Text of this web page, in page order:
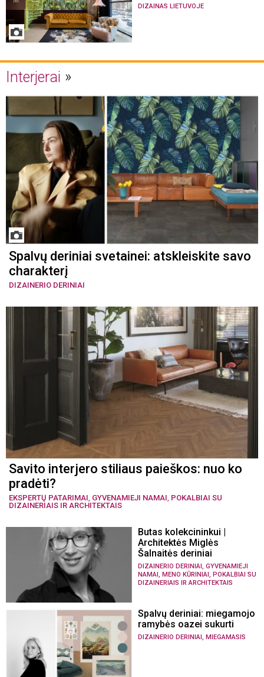
DIZAINAS LIETUVOJE
Interjerai
Spalvų deriniai svetainei: atskleiskite savo
charakterį
DIZAINERIO DERINIAI
Savito interjero stiliaus paieškos: nuo ko
pradėti?
EKSPERTŲ PATARIMAI, GYVENAMIEJI NAMAI, POKALBIAI SU
DIZAINERIAIS IR ARCHITEKTAIS
Butas kolekcininkui |
Architektės Miglės
Šalnaitės deriniai
DIZAINERIO DERINIAI, GYVENAMIEJI
NAMAI, MENO KŪRINIAI, POKALBIAI SU
DIZAINERIAIS IR ARCHITEKTAIS
Spalvų deriniai: miegamojo
ramybės oazei sukurti
DIZAINERIO DERINIAI , MIEGAMASIS